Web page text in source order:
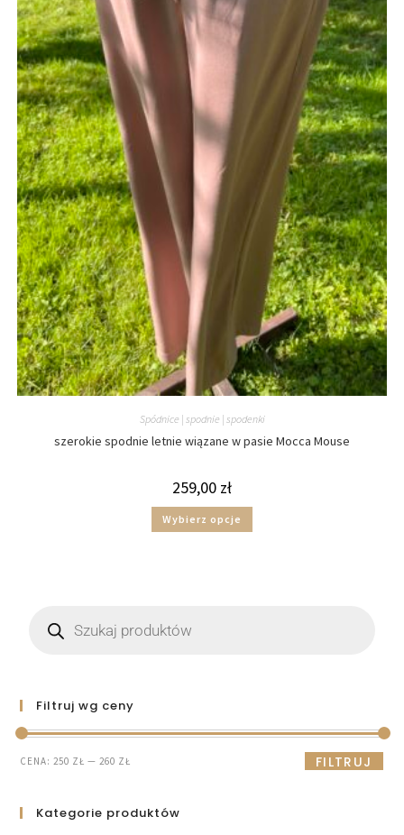
Spódnice | spodnie | spodenki
szerokie spodnie letnie wiązane w pasie Mocca Mouse
259,00 zł
Wybierz opcje
Filtruj wg ceny
FILTRUJ
CENA:250 ZŁ —260 ZŁ
Kategorie produktów